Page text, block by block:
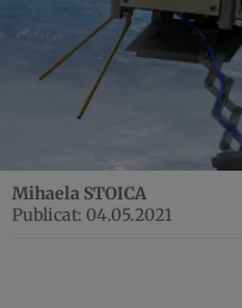
Mihaela STOICA
Publicat: 04.05.2021